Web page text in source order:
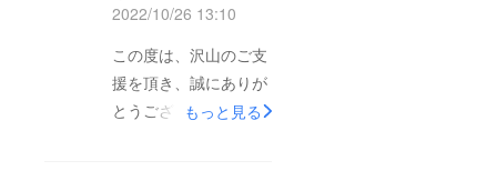
ます！早ければ、明日
にはお手元に届くかと
思います！まだまだ夏
に向けて一段と暑くな
りますが、農家のジェ
2022/10/26 13:10
この度は、沢山のご支
援を頂き、誠にありが
とうございました！
もっと見る